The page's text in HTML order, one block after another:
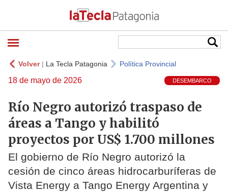
Volver| La Tecla Patagonia Política Provincial
18 de mayo de 2026 DESEMBARCO
Río Negro autorizó traspaso de
áreas a Tango y habilitó
proyectos por US$ 1.700 millones
El gobierno de Río Negro autorizó la
cesión de cinco áreas hidrocarburíferas de
Vista Energy a Tango Energy Argentina y